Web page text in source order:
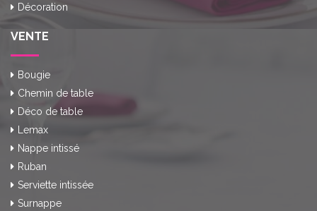
Décoration
VENTE
Bougie
Chemin de table
Déco de table
Lemax
Nappe intissé
Ruban
Serviette intissée
Surnappe